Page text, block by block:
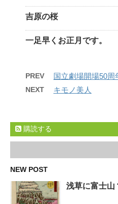
吉原の桜
一足早くお正月です。
PREV 国立劇場開場50周
NEXT キモノ美人
購読する
NEW POST
浅草に富士山